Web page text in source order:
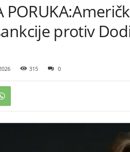
protiv
315 0